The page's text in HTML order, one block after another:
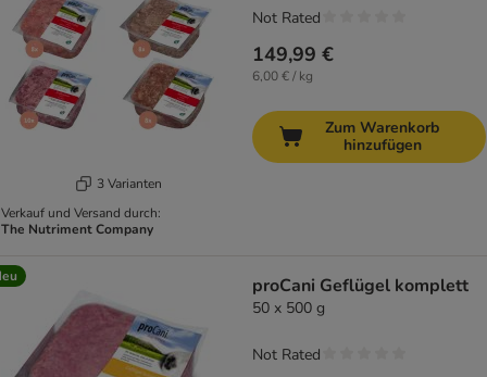
3 Varianten
Verkauf und Versand durch:
The Nutriment Company
149,99 €
6,00 € / kg
Not Rated
Zum Warenkorb
hinzufügen
proCani Geflügel komplett
50 x 500 g
Not Rated